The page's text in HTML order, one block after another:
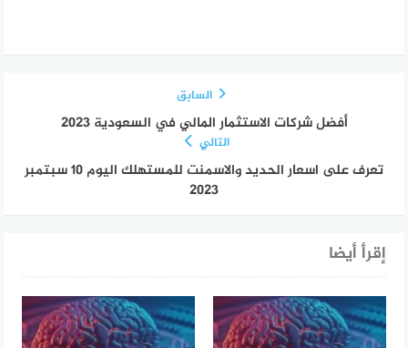
السابق
أفضل شركات الاستثمار المالي في السعودية 2023
التالي
تعرف على اسعار الحديد والاسمنت للمستهلك اليوم 10 سبتمبر
2023
إقرأ أيضا